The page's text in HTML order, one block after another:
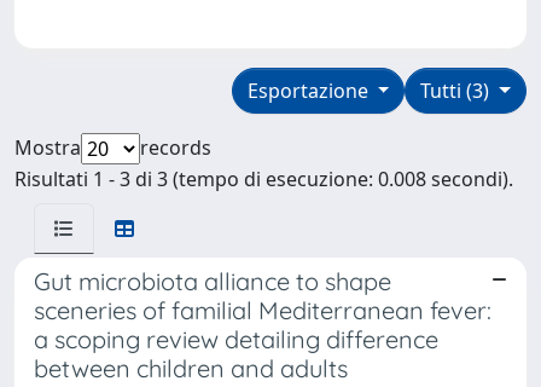
Tutti (3)
Esportazione
Mostra
records
Risultati 1 - 3 di 3 (tempo di esecuzione: 0.008 secondi).
Gut microbiota alliance to shape
sceneries of familial Mediterranean fever:
a scoping review detailing difference
between children and adults